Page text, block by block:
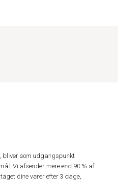
bliver som udgangspunkt
Vi afsender mere end 90 % af
dine varer efter 3 dage,